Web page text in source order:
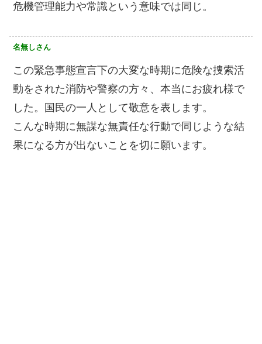
危機管理能力や常識という意味では同じ。
名無しさん
この緊急事態宣言下の大変な時期に危険な捜索活
動をされた消防や警察の方々、本当にお疲れ様で
した。国民の一人として敬意を表します。
こんな時期に無謀な無責任な行動で同じような結
果になる方が出ないことを切に願います。